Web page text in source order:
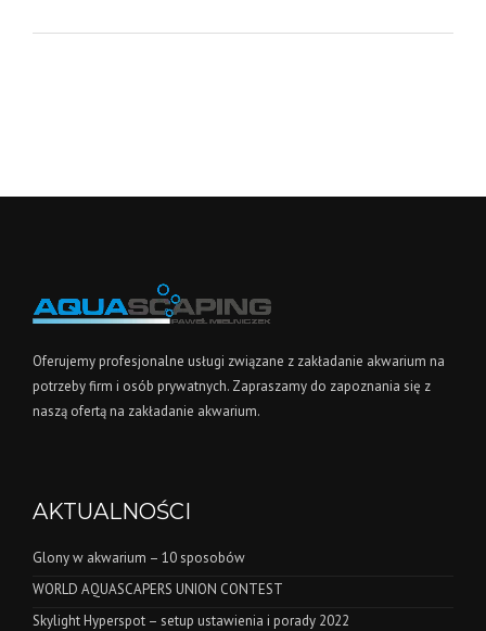
Oferujemy profesjonalne usługi związane z zakładanie akwarium na
potrzeby firm i osób prywatnych. Zapraszamy do zapoznania się z
naszą ofertą na zakładanie akwarium.
AKTUALNOŚCI
Glony w akwarium – 10 sposobów
WORLD AQUASCAPERS UNION CONTEST
Skylight Hyperspot – setup ustawienia i porady 2022